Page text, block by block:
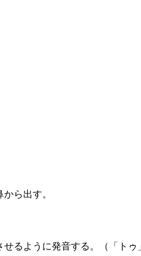
ら出す。
るように発音する。（「ト